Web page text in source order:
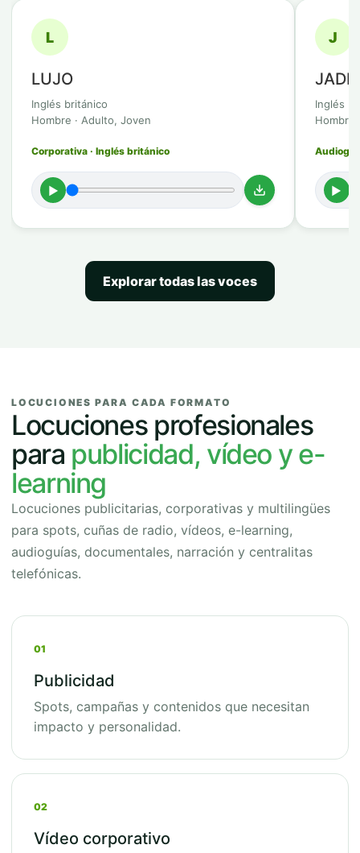
L
LUJO
Inglés británico
Hombre · Adulto, Joven
Corporativa · Inglés británico
►
J
JADI
Inglés
Hombre
►
Explorar todas las voces
LOCUCIONES PARA CADA FORMATO
Locuciones profesionales
para publicidad, vídeo y e-
learning
Locuciones publicitarias, corporativas y multilingües
para spots, cuñas de radio, vídeos, e-learning,
audioguías, documentales, narración y centralitas
telefónicas.
01
Publicidad
Spots, campañas y contenidos que necesitan
impacto y personalidad.
02
Vídeo corporativo